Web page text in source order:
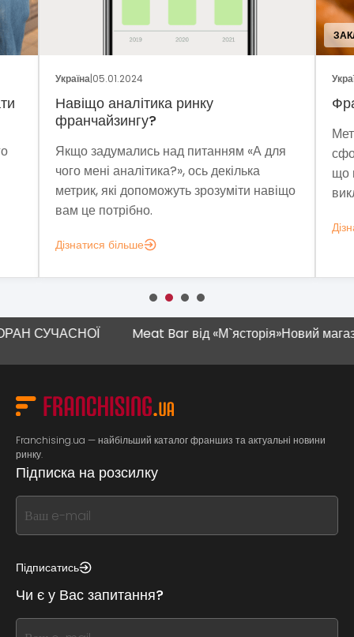
«А для
навіщо
ЗАКЛАДИ ХАРЧУВАННЯ
Україна|
Франшиза пекарні «Сито»
Методом власних проб та пошуків ми
сформували прибуткову бізнес-модель,
що витримує економічну нестабільність і
виклики сучасності.
СУЧАСНОЇ Meat Bar від «М`ясторія»Новий магазин
Franchising.ua — найбільший каталог франшиз та актуальні новини
ринку.
Підписка на розсилку
If
you
this,
this
form
Підписатись
Чи є у Вас запитання?
If